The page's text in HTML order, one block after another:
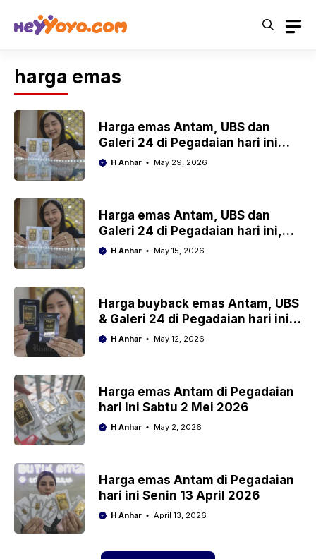
harga emas
Harga emas Antam, UBS dan
Galeri 24 di Pegadaian hari ini
Jumat 29 Mei 2026
H Anhar May 29, 2026
Harga emas Antam, UBS dan
Galeri 24 di Pegadaian hari ini,
Jumat 15 Mei 2026
H Anhar May 15, 2026
Harga buyback emas Antam, UBS
& Galeri 24 di Pegadaian hari ini,
Selasa 12 Mei 2026
H Anhar May 12, 2026
Harga emas Antam di Pegadaian
hari ini Sabtu 2 Mei 2026
H Anhar May 2, 2026
Harga emas Antam di Pegadaian
hari ini Senin 13 April 2026
H Anhar April 13, 2026